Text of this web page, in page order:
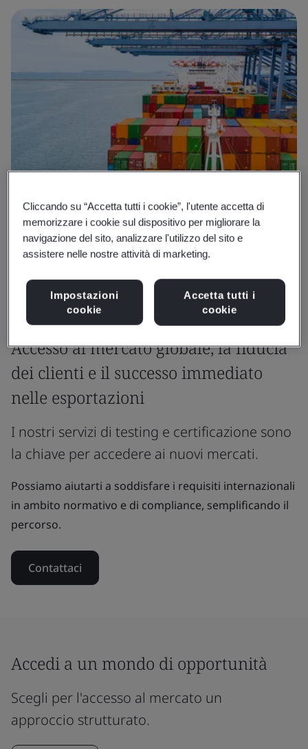
Perché BSI
Accesso al mercato globale, la fiducia
dei clienti e il successo immediato
nelle esportazioni
I nostri servizi di testing e certificazione sono
la chiave per accedere ai nuovi mercati.
Possiamo aiutarti a soddisfare i requisiti internazionali
in ambito normativo e di compliance, semplificando il
percorso.
Contattaci
Accedi a un mondo di opportunità
Scegli per l'accesso al mercato un
approccio strutturato.
Cliccando su “Accetta tutti i cookie”, l'utente accetta di
memorizzare i cookie sul dispositivo per migliorare la
navigazione del sito, analizzare l'utilizzo del sito e
assistere nelle nostre attività di marketing.
Impostazioni
cookie
Accetta tutti i
cookie